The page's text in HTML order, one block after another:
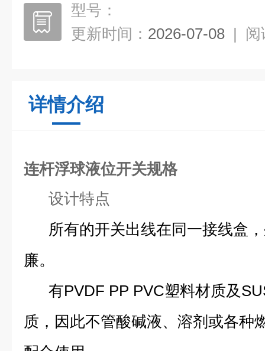
型号：
更新时间： 2026-07-08 | 阅
详情介绍
连杆浮球液位开关规格
设计特点
所有的开关出线在同一接线盒，
廉。
有PVDF PP PVC塑料材质及
质，因此不管酸碱液、溶剂或各种